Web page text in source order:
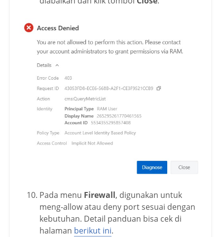
Pada menu Firewall, digunakan untuk
meng-allow atau deny port sesuai dengan
kebutuhan. Detail panduan bisa cek di
halaman berikut ini.